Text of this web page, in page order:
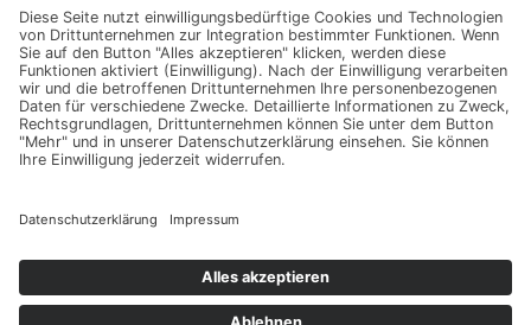
Impressum
Werbung
About
Einsendung
AGB
Datenschutzerklärung
About